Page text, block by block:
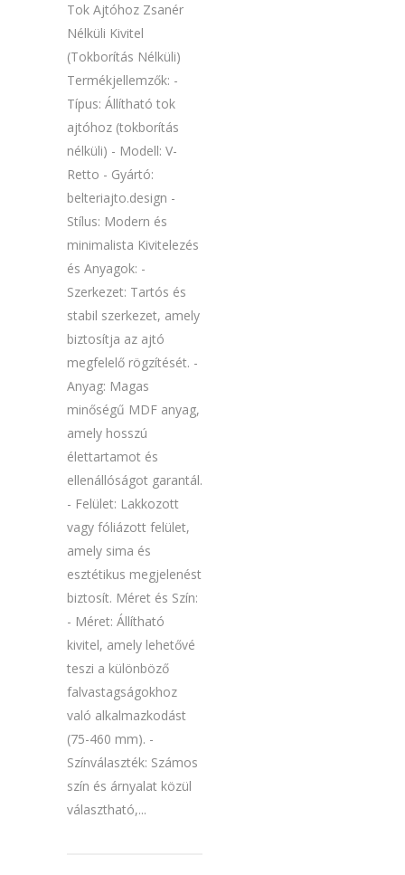
Tok Ajtóhoz Zsanér
Nélküli Kivitel
(Tokborítás Nélküli)
Termékjellemzők: -
Típus: Állítható tok
ajtóhoz (tokborítás
nélküli) - Modell: V-
Retto - Gyártó:
belteriajto.design -
Stílus: Modern és
minimalista Kivitelezés
és Anyagok: -
Szerkezet: Tartós és
stabil szerkezet, amely
biztosítja az ajtó
megfelelő rögzítését. -
Anyag: Magas
minőségű MDF anyag,
amely hosszú
élettartamot és
ellenállóságot garantál.
- Felület: Lakkozott
vagy fóliázott felület,
amely sima és
esztétikus megjelenést
biztosít. Méret és Szín:
- Méret: Állítható
kivitel, amely lehetővé
teszi a különböző
falvastagságokhoz
való alkalmazkodást
(75-460 mm). -
Színválaszték: Számos
szín és árnyalat közül
választható,...